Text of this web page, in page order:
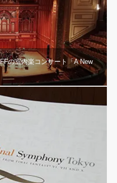
の室内楽コンサート「A New